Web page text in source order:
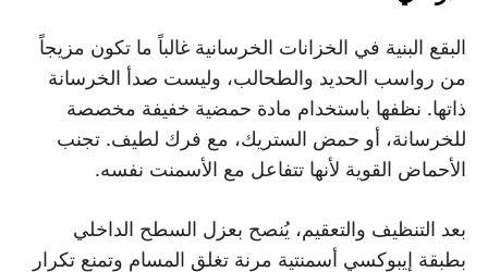
البقع البنية في الخزانات الخرسانية غالباً ما تكون مزيجاً
من رواسب الحديد والطحالب، وليست صدأ الخرسانة
ذاتها. نظفها باستخدام مادة حمضية خفيفة مخصصة
للخرسانة، أو حمض الستريك، مع فرك لطيف. تجنب
الأحماض القوية لأنها تتفاعل مع الأسمنت نفسه.
بعد التنظيف والتعقيم، يُنصح بعزل السطح الداخلي
بطبقة إيبوكسي أسمنتية مرنة تغلق المسام وتمنع تكرار